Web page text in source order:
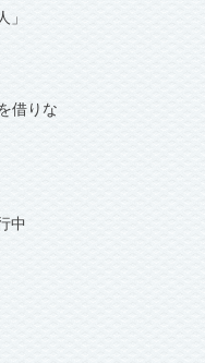
」
借りな
中